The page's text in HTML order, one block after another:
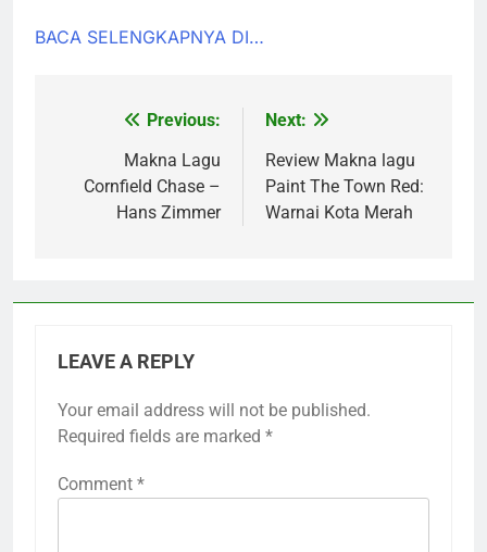
BACA SELENGKAPNYA DI…
navigation
Previous:
Makna Lagu
Cornfield Chase –
Hans Zimmer
Next:
Review Makna lagu
Paint The Town Red:
Warnai Kota Merah
LEAVE A REPLY
Your email address will not be published.
Required fields are marked *
Comment *